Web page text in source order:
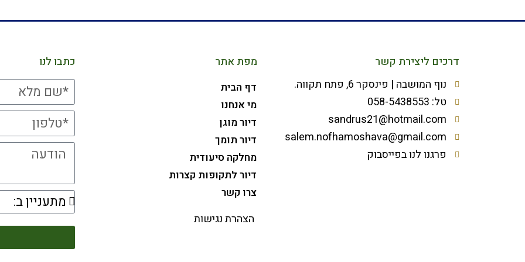
דרכים ליצירת קשר
נוף המושבה | פינסקר 6, פתח תקווה.
טל: 058-5438553
sandrus21@hotmail.com
salem.nofhamoshava@gmail.com
פרגנו לנו בפייסבוק
מפת אתר
דף הבית
מי אנחנו
דיור מוגן
דיור תומך
מחלקה סיעודית
דיור לתקופות קצרות
צרו קשר
הצהרת נגישות
כתבו לנו